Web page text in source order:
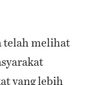
telah melihat
yang lebih